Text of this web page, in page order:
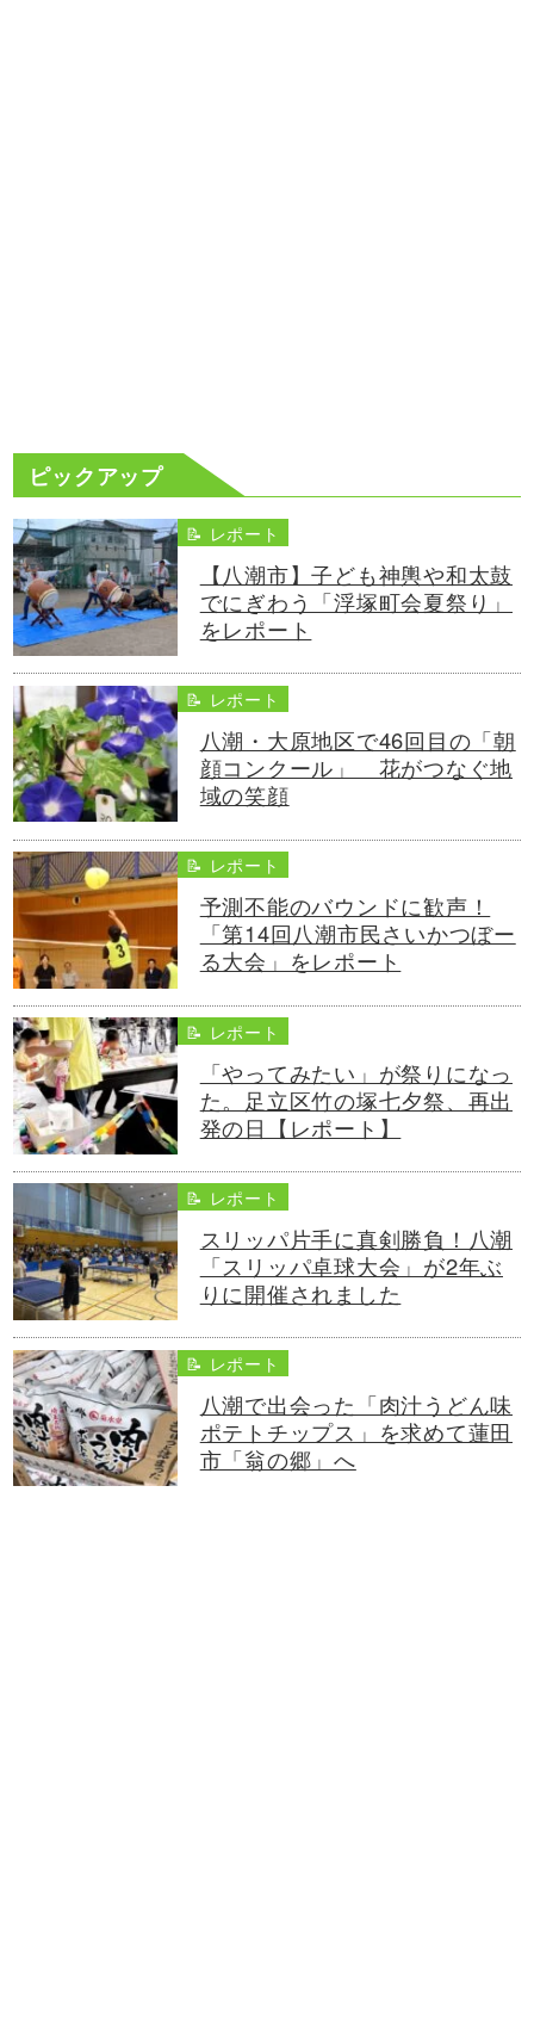
ピックアップ
📝 レポート
【八潮市】子ども神輿や和太鼓
でにぎわう「浮塚町会夏祭り」
をレポート
📝 レポート
八潮・大原地区で46回目の「朝
顔コンクール」 花がつなぐ地
域の笑顔
📝 レポート
予測不能のバウンドに歓声！
「第14回八潮市民さいかつぼー
る大会」をレポート
📝 レポート
「やってみたい」が祭りになっ
た。足立区竹の塚七夕祭、再出
発の日【レポート】
📝 レポート
スリッパ片手に真剣勝負！八潮
「スリッパ卓球大会」が2年ぶ
りに開催されました
📝 レポート
八潮で出会った「肉汁うどん味
ポテトチップス」を求めて蓮田
市「翁の郷」へ